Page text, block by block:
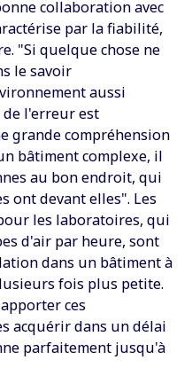
collaboration avec
par la fiabilité,
"Si quelque chose ne
le savoir
aussi
l'erreur est
grande compréhension
bâtiment complexe, il
au bon endroit, qui
ont devant elles". Les
les laboratoires, qui
d'air par heure, sont
dans un bâtiment à
fois plus petite.
ces
acquérir dans un délai
parfaitement jusqu'à